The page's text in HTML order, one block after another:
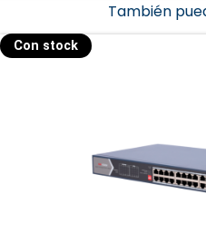
También
Con stock